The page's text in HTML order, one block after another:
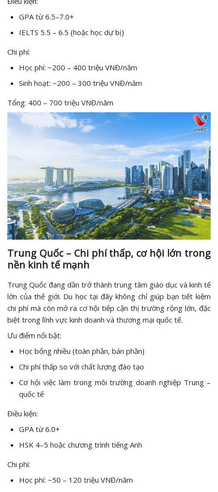
GPA từ 6.5–7.0+
IELTS 5.5 – 6.5 (hoặc học dự bị)
Chi phí:
Học phí: ~200 – 400 triệu VNĐ/năm
Sinh hoạt: ~200 – 300 triệu VNĐ/năm
Tổng: 400 – 700 triệu VNĐ/năm
Trung Quốc – Chi phí thấp, cơ hội lớn trong
nền kinh tế mạnh
Trung Quốc đang dần trở thành trung tâm giáo dục và kinh tế
lớn của thế giới. Du học tại đây không chỉ giúp bạn tiết kiệm
chi phí mà còn mở ra cơ hội tiếp cận thị trường rộng lớn, đặc
biệt trong lĩnh vực kinh doanh và thương mại quốc tế.
Ưu điểm nổi bật:
Học bổng nhiều (toàn phần, bán phần)
Chi phí thấp so với chất lượng đào tạo
Cơ hội việc làm trong môi trường doanh nghiệp Trung –
quốc tế
Điều kiện:
GPA từ 6.0+
HSK 4–5 hoặc chương trình tiếng Anh
Chi phí:
Học phí: ~50 – 120 triệu VNĐ/năm